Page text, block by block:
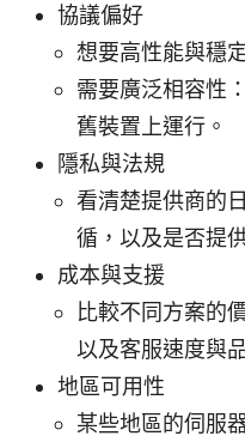
協議偏好
想要高性能與穩
需要廣泛相容性
舊裝置上運行。
隱私與法規
看清楚提供商的
循，以及是否提
成本與支援
比較不同方案的
以及客服速度與
地區可用性
某些地區的伺服